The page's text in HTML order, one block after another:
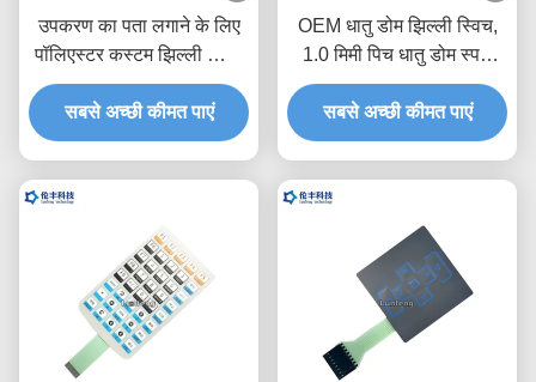
उपकरण का पता लगाने के लिए
पॉलिएस्टर कस्टम झिल्ली स्विच
पैड
सबसे अच्छी कीमत पाएं
OEM धातु डोम झिल्ली स्विच,
1.0 मिमी पिच धातु डोम स्पर्श
स्विच
सबसे अच्छी कीमत पाएं